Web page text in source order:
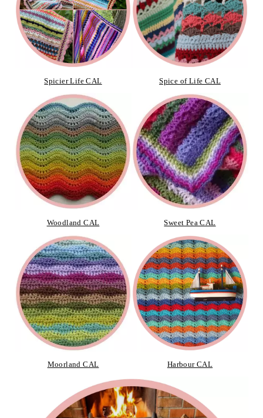
Spicier Life CAL Spice of Life CAL
Woodland CAL Sweet Pea CAL
Moorland CAL Harbour CAL